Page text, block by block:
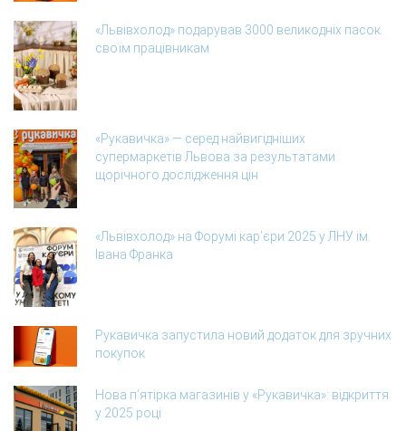
«Львівхолод» подарував 3000 великодніх пасок
своїм працівникам
«Рукавичка» — серед найвигідніших
супермаркетів Львова за результатами
щорічного дослідження цін
«Львівхолод» на Форумі кар’єри 2025 у ЛНУ ім.
Івана Франка
Рукавичка запустила новий додаток для зручних
покупок
Нова п’ятірка магазинів у «Рукавичка»: відкриття
у 2025 році